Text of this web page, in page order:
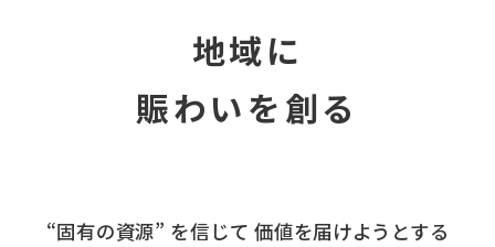
地域に
賑わいを創る
“固有の​資源” を​信じて 価値を​届けようとする​